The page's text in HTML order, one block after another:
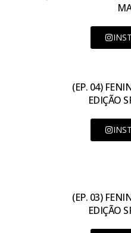
(EP. 04)
EDIÇÃO
(EP. 03)
EDIÇÃO